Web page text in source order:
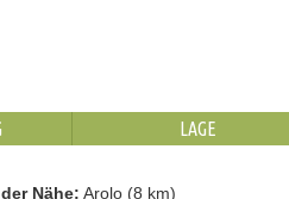
LAGE
Nähe: Arolo (8 km)